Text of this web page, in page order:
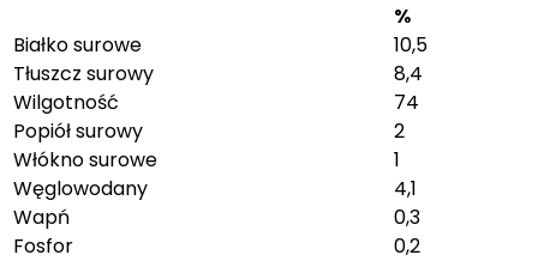
%
Białko surowe
10,5
Tłuszcz surowy
8,4
Wilgotność
74
Popiół surowy
2
Włókno surowe
1
Węglowodany
4,1
Wapń
0,3
Fosfor
0,2